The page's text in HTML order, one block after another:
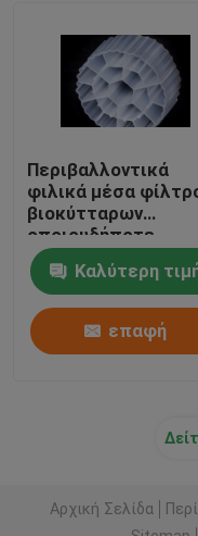
Περιβαλλοντικά
φιλικά μέσα
βιοκύτταρων
οποιουδήποτε
χρώματος Virgin
HDPE βιοσφαίρες
Καλύτερη
επαφή
Αρχική Σελίδα